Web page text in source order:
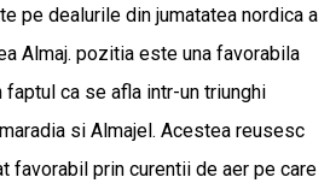
pe dealurile din jumatatea nordica a
Almaj. pozitia este una favorabila
ca se afla intr-un triunghi
si Almajel. Acestea reusesc
favorabil prin curentii de aer pe care